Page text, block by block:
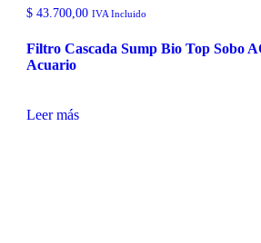
$ 43.700,00 IVA Incluido
Filtro Cascada Sump Bio Top Sobo
Acuario
Leer más